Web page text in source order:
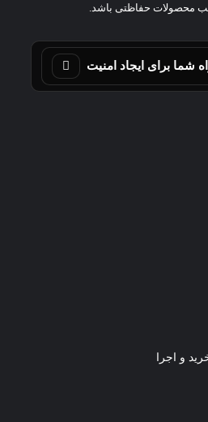
محصولات حفاظتی باشد.
شما برای ایجاد امنیت
و اجرا